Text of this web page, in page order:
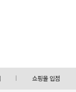
쇼핑몰 입점